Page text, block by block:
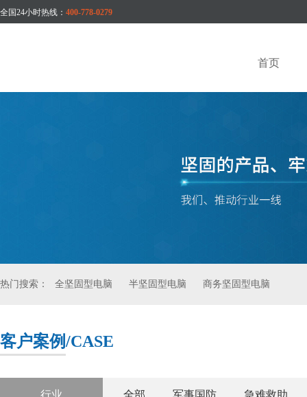
全国24小时热线： 400-778-0279
首页
热门搜索： 全坚固型电脑 半坚固型电脑 商务坚固型电脑
客户案例/CASE
行业 全部 军事国防 急难救助